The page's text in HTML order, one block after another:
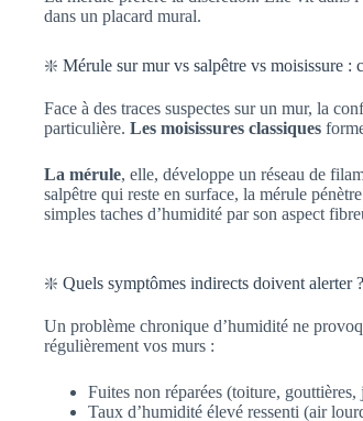
dans un placard mural.
❇️ Mérule sur mur vs salpêtre vs moisissure :
Face à des traces suspectes sur un mur, la
particulière. Les moisissures classiques
La mérule, elle, développe un réseau de
salpêtre qui reste en surface, la mérule
simples taches d’humidité par son aspect
❇️ Quels symptômes indirects doivent alerter ?
Un problème chronique d’humidité ne
régulièrement vos murs :
Fuites non réparées (toiture,
Taux d’humidité élevé ressenti (air